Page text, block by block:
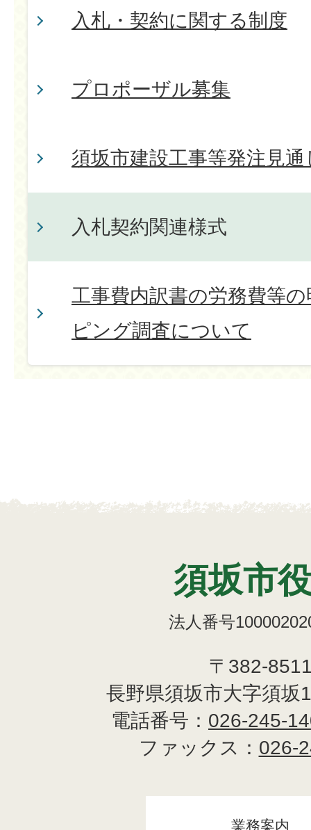
入札・契約に関する制度
プロポーザル募集
須坂市建設工事等発注見
入札契約関連様式
工事費内訳書の労務費等
ピング調査について
須坂市
法人番号
〒382-
長野県須坂市大字須坂
電話番号： 026-245-
ファックス： 026-
業務案内